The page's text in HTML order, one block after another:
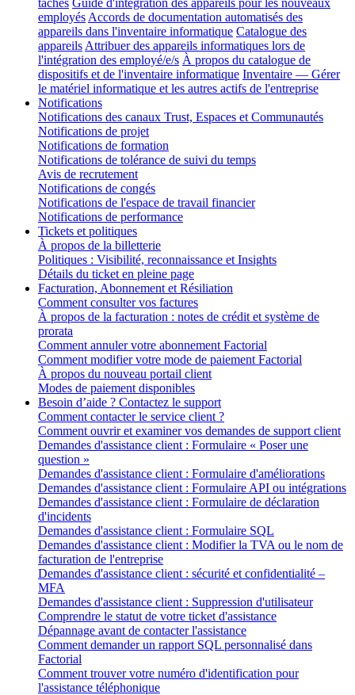
employés Accords de documentation automatisés des
appareils dans l'inventaire informatique Catalogue des
appareils Attribuer des appareils informatiques lors de
l'intégration des employé/e/s À propos du catalogue de
dispositifs et de l'inventaire informatique Inventaire — Gérer
le matériel informatique et les autres actifs de l'entreprise
Notifications
Notifications des canaux Trust, Espaces et Communautés
Notifications de projet
Notifications de formation
Notifications de tolérance de suivi du temps
Avis de recrutement
Notifications de congés
Notifications de l'espace de travail financier
Notifications de performance
Tickets et politiques
À propos de la billetterie
Politiques : Visibilité, reconnaissance et Insights
Détails du ticket en pleine page
Facturation, Abonnement et Résiliation
Comment consulter vos factures
À propos de la facturation : notes de crédit et système de
prorata
Comment annuler votre abonnement Factorial
Comment modifier votre mode de paiement Factorial
À propos du nouveau portail client
Modes de paiement disponibles
Besoin d’aide ? Contactez le support
Comment contacter le service client ?
Comment ouvrir et examiner vos demandes de support client
Demandes d'assistance client : Formulaire « Poser une
question »
Demandes d'assistance client : Formulaire d'améliorations
Demandes d'assistance client : Formulaire API ou intégrations
Demandes d'assistance client : Formulaire de déclaration
d'incidents
Demandes d'assistance client : Formulaire SQL
Demandes d'assistance client : Modifier la TVA ou le nom de
facturation de l'entreprise
Demandes d'assistance client : sécurité et confidentialité –
MFA
Demandes d'assistance client : Suppression d'utilisateur
Comprendre le statut de votre ticket d'assistance
Dépannage avant de contacter l'assistance
Comment demander un rapport SQL personnalisé dans
Factorial
Comment trouver votre numéro d'identification pour
l'assistance téléphonique